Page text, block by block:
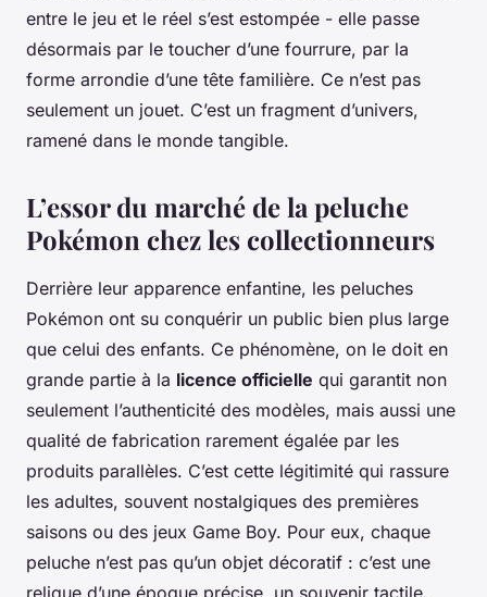
entre le jeu et le réel s’est estompée - elle passe
désormais par le toucher d’une fourrure, par la
forme arrondie d’une tête familière. Ce n’est pas
seulement un jouet. C’est un fragment d’univers,
ramené dans le monde tangible.
L’essor du marché de la peluche
Pokémon chez les collectionneurs
Derrière leur apparence enfantine, les peluches
Pokémon ont su conquérir un public bien plus large
que celui des enfants. Ce phénomène, on le doit en
grande partie à la licence officielle qui garantit non
seulement l’authenticité des modèles, mais aussi une
qualité de fabrication rarement égalée par les
produits parallèles. C’est cette légitimité qui rassure
les adultes, souvent nostalgiques des premières
saisons ou des jeux Game Boy. Pour eux, chaque
peluche n’est pas qu’un objet décoratif : c’est une
relique d’une époque précise, un souvenir tactile.